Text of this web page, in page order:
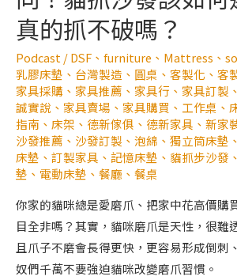
真的抓不破嗎？
Podcast/DSF 、 furniture 、 Mattress 、
乳膠床墊 、 台灣製造 、 圓桌 、 客製化 、 客
家具採購 、 家具推薦 、 家具行 、 家具訂製 、
誠實說 、 家具賣場 、 家具購買 、 工作桌 、
指南 、 床架 、 德新傢俱 、 德新家具 、 新家
沙發推薦 、 沙發訂製 、 泡綿 、 獨立筒床墊 、
床墊 、 訂製家具 、 記憶床墊 、 貓抓步沙發 、
墊 、 電動床墊 、 餐廳 、 餐桌
你家的貓咪總是愛磨爪、把家中花高價購
目全非嗎？其實，貓咪磨爪是天性，很難
且爪子不磨會長得更快，更容易形成倒刺
奴們千萬不要強迫貓咪改變磨爪習慣。